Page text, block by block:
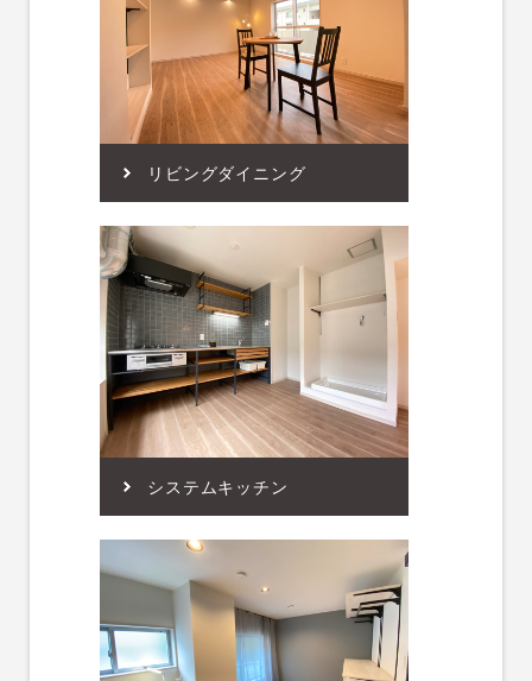
リビングダイニング
システムキッチン